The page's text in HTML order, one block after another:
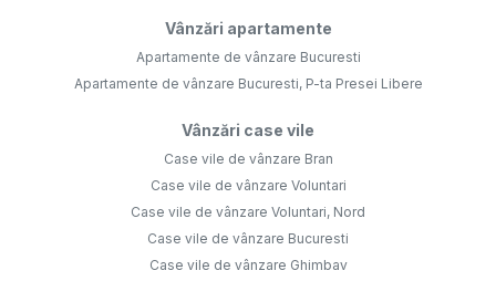
Vânzări apartamente
Apartamente de vânzare Bucuresti
Apartamente de vânzare Bucuresti, P-ta Presei Libere
Vânzări case vile
Case vile de vânzare Bran
Case vile de vânzare Voluntari
Case vile de vânzare Voluntari, Nord
Case vile de vânzare Bucuresti
Case vile de vânzare Ghimbav